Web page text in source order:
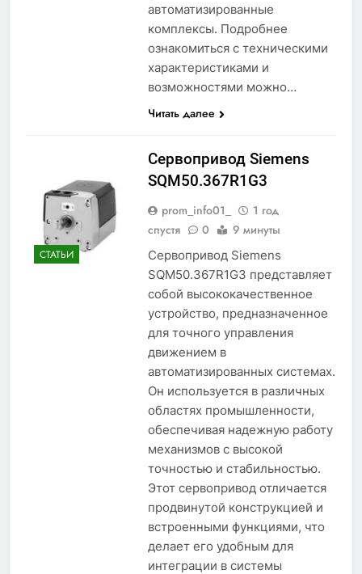
автоматизированные
комплексы. Подробнее
ознакомиться с техническими
характеристиками и
возможностями можно…
Читать далее
СТАТЬИ
Сервопривод Siemens
SQM50.367R1G3
prom_info01_
1 год
спустя
0 9 минуты
Сервопривод Siemens
SQM50.367R1G3 представляет
собой высококачественное
устройство, предназначенное
для точного управления
движением в
автоматизированных системах.
Он используется в различных
областях промышленности,
обеспечивая надежную работу
механизмов с высокой
точностью и стабильностью.
Этот сервопривод отличается
продвинутой конструкцией и
встроенными функциями, что
делает его удобным для
интеграции в системы